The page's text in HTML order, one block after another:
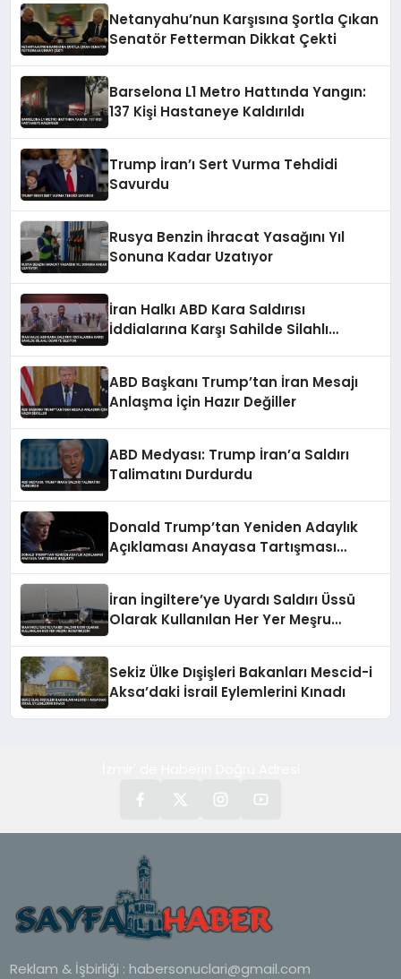
Netanyahu’nun Karşısına Şortla Çıkan
Senatör Fetterman Dikkat Çekti
Barselona L1 Metro Hattında Yangın:
137 Kişi Hastaneye Kaldırıldı
Trump İran’ı Sert Vurma Tehdidi
Savurdu
Rusya Benzin İhracat Yasağını Yıl
Sonuna Kadar Uzatıyor
İran Halkı ABD Kara Saldırısı
İddialarına Karşı Sahilde Silahlı
ABD Başkanı Trump’tan İran Mesajı
Anlaşma İçin Hazır Değiller
ABD Medyası: Trump İran’a Saldırı
Talimatını Durdurdu
Donald Trump’tan Yeniden Adaylık
Açıklaması Anayasa Tartışması
İran İngiltere’ye Uyardı Saldırı Üssü
Olarak Kullanılan Her Yer Meşru
Sekiz Ülke Dışişleri Bakanları Mescid-i
Aksa’daki İsrail Eylemlerini Kınadı
Reklam & İşbirliği : habersonuclari@gmail.com